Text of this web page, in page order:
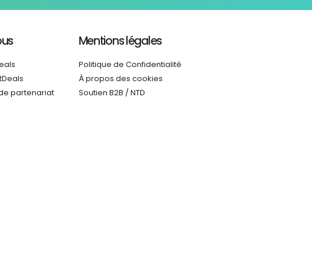
partenariat
Mentions légales
Politique de Confidentialité
À propos des cookies
Soutien B2B / NTD